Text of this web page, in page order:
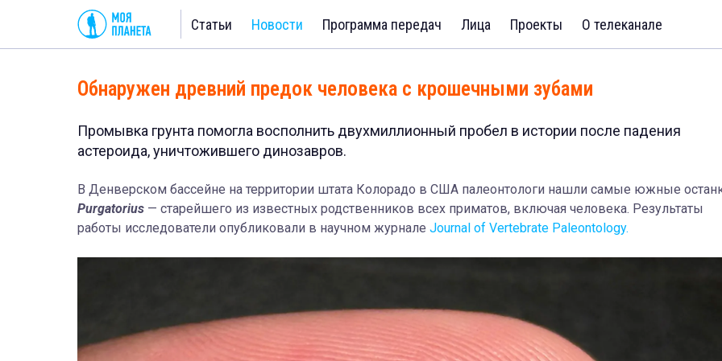
Статьи Новости Программа передач Лица Проекты О телеканале
Обнаружен древний предок человека с крошечными зубами
Промывка грунта помогла восполнить двухмиллионный пробел в истории после падения
астероида, уничтожившего динозавров.
В Денверском бассейне на территории штата Колорадо в США палеонтологи нашли самые южные
Purgatorius — старейшего из известных родственников всех приматов, включая человека. Результаты
работы исследователи опубликовали в научном журнале Journal of Vertebrate Paleontology.